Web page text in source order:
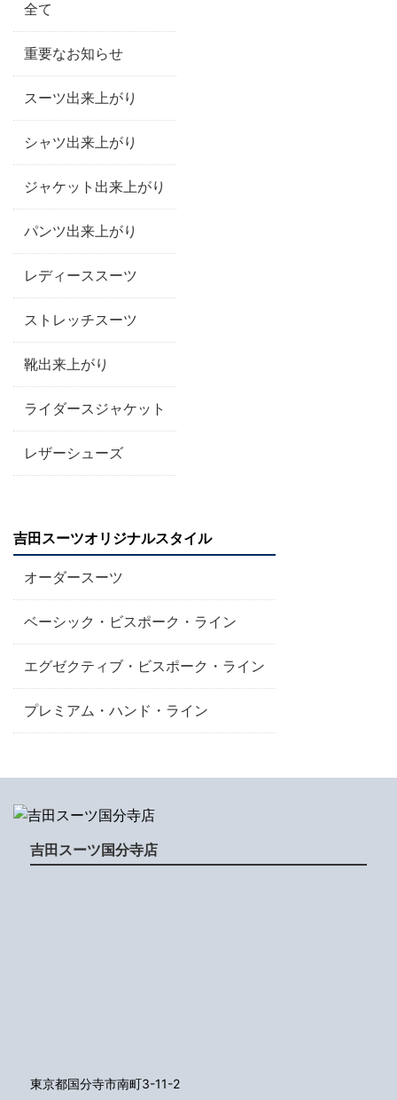
全て
重要なお知らせ
スーツ出来上がり
シャツ出来上がり
ジャケット出来上がり
パンツ出来上がり
レディーススーツ
ストレッチスーツ
靴出来上がり
ライダースジャケット
レザーシューズ
吉田スーツオリジナルスタイル
オーダースーツ
ベーシック・ビスポーク・ライン
エグゼクティブ・ビスポーク・ライン
プレミアム・ハンド・ライン
吉田スーツ国分寺店
東京都国分寺市南町3-11-2